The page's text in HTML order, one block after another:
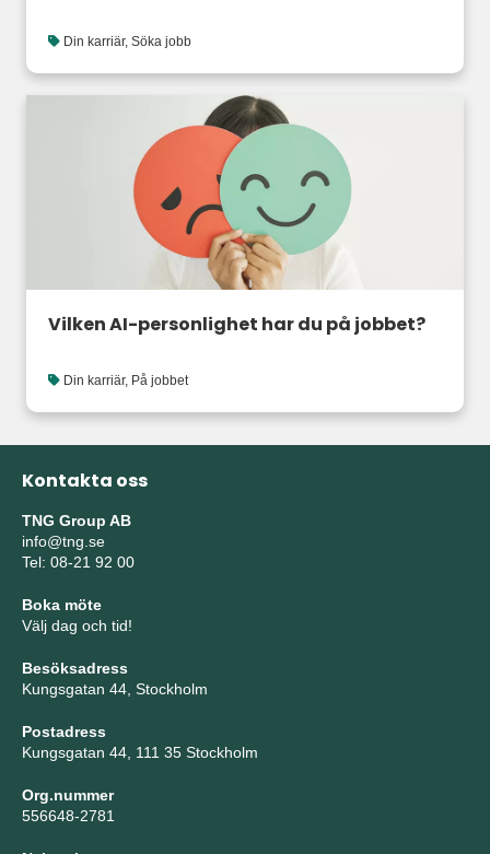
Din karriär, Söka jobb
Vilken AI-personlighet har du på jobbet?
Din karriär, På jobbet
Kontakta oss
TNG Group AB
info@tng.se
Tel: 08-21 92 00
Boka möte
Välj dag och tid!
Besöksadress
Kungsgatan 44, Stockholm
Postadress
Kungsgatan 44, 111 35 Stockholm
Org.nummer
556648-2781